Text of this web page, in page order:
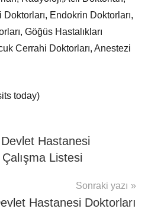
Endokrin Doktorları,
Göğüs Hastalıkları
Cerrahi Doktorları, Anestezi
today)
Hastanesi
Listesi
Sonraki yazı
Hastanesi Doktorları